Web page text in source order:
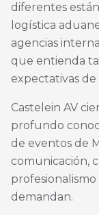
diferentes
logística
agencias
que entienda
expectativas
Castelein AV
profundo
de eventos de
comunicación,
demandan.